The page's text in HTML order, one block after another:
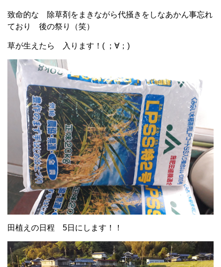
致命的な 除草剤をまきながら代掻きをしなあかん事忘れ
ており 後の祭り（笑）
草が生えたら 入ります！( ；∀；)
田植えの日程 5日にします！！